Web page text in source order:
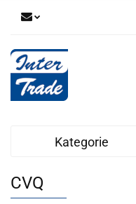
Kategorie
CVQ